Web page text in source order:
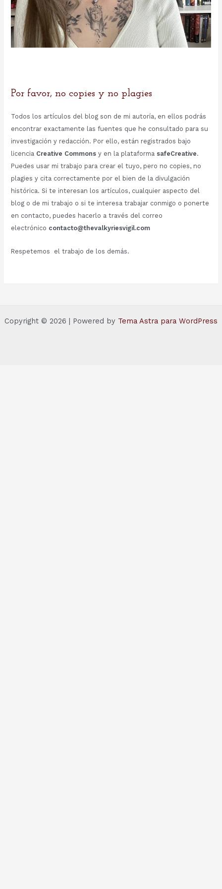
Por favor, no copies y no plagies
Todos los artículos del blog son de mi autoría, en ellos podrás
encontrar exactamente las fuentes que he consultado para su
investigación y redacción. Por ello, están registrados bajo
licencia Creative Commonsy en la plataforma safeCreative.
Puedes usar mi trabajo para crear el tuyo, pero no copies, no
plagies y cita correctamente por el bien de la divulgación
histórica. Si te interesan los artículos, cualquier aspecto del
blog o de mi trabajo o si te interesa trabajar conmigo o ponerte
en contacto, puedes hacerlo a través del correo
electrónico contacto@thevalkyriesvigil.com
Respetemos el trabajo de los demás.
Copyright © 2026 | Powered by Tema Astra para WordPress